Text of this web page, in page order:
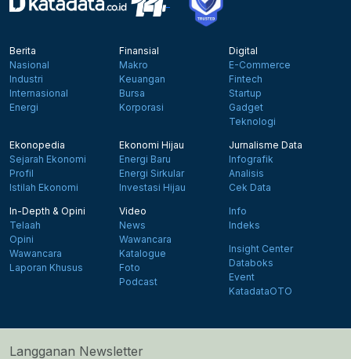
Berita
Nasional
Industri
Internasional
Energi
Finansial
Makro
Keuangan
Bursa
Korporasi
Digital
E-Commerce
Fintech
Startup
Gadget
Teknologi
Ekonopedia
Sejarah Ekonomi
Profil
Istilah Ekonomi
Ekonomi Hijau
Energi Baru
Energi Sirkular
Investasi Hijau
Jurnalisme Data
Infografik
Analisis
Cek Data
In-Depth & Opini
Telaah
Opini
Wawancara
Laporan Khusus
Video
News
Wawancara
Katalogue
Foto
Podcast
Info
Indeks
Insight Center
Databoks
Event
KatadataOTO
Langganan Newsletter